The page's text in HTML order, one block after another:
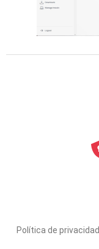
Política de privacidad